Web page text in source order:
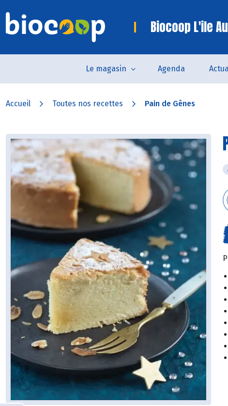
Biocoop L'ile
Le magasin Agenda
Accueil Toutes nos recettes Pain de Gênes